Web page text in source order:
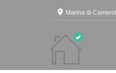
Marina di